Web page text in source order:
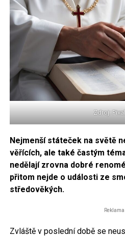
Zdroj:
Nejmenší státeček na světě
věřících, ale také častým
nedělají zrovna dobré
přitom nejde o události ze
středověkých.
Reklama
Zvláště v poslední době se